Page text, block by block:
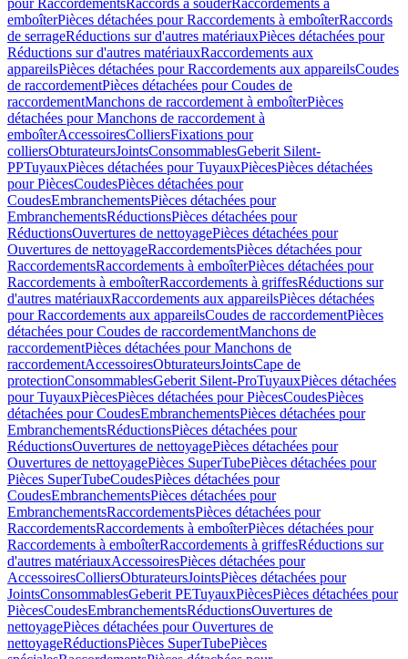
pour RaccordementsRaccords à souderRaccordements à
emboîterPièces détachées pour Raccordements à emboîterRaccords
de serrageRéductions sur d'autres matériauxPièces détachées pour
Réductions sur d'autres matériauxRaccordements aux
appareilsPièces détachées pour Raccordements aux appareilsCoudes
de raccordementPièces détachées pour Coudes de
raccordementManchons de raccordement à emboîterPièces
détachées pour Manchons de raccordement à
emboîterAccessoiresColliersFixations pour
colliersObturateursJointsConsommablesGeberit Silent-
PPTuyauxPièces détachées pour TuyauxPiècesPièces détachées
pour PiècesCoudesPièces détachées pour
CoudesEmbranchementsPièces détachées pour
EmbranchementsRéductionsPièces détachées pour
RéductionsOuvertures de nettoyagePièces détachées pour
Ouvertures de nettoyageRaccordementsPièces détachées pour
RaccordementsRaccordements à emboîterPièces détachées pour
Raccordements à emboîterRaccordements à griffesRéductions sur
d'autres matériauxRaccordements aux appareilsPièces détachées
pour Raccordements aux appareilsCoudes de raccordementPièces
détachées pour Coudes de raccordementManchons de
raccordementPièces détachées pour Manchons de
raccordementAccessoiresObturateursJointsCape de
protectionConsommablesGeberit Silent-ProTuyauxPièces détachées
pour TuyauxPiècesPièces détachées pour PiècesCoudesPièces
détachées pour CoudesEmbranchementsPièces détachées pour
EmbranchementsRéductionsPièces détachées pour
RéductionsOuvertures de nettoyagePièces détachées pour
Ouvertures de nettoyagePièces SuperTubePièces détachées pour
Pièces SuperTubeCoudesPièces détachées pour
CoudesEmbranchementsPièces détachées pour
EmbranchementsRaccordementsPièces détachées pour
RaccordementsRaccordements à emboîterPièces détachées pour
Raccordements à emboîterRaccordements à griffesRéductions sur
d'autres matériauxAccessoiresPièces détachées pour
AccessoiresColliersObturateursJointsPièces détachées pour
JointsConsommablesGeberit PETuyauxPiècesPièces détachées pour
PiècesCoudesEmbranchementsRéductionsOuvertures de
nettoyagePièces détachées pour Ouvertures de
nettoyageRéductionsPièces SuperTubePièces